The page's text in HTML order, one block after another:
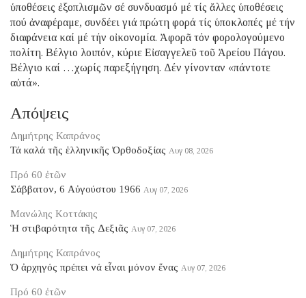
ὑποθέσεις ἐξοπλισμῶν σέ συνδυασμό μέ τίς ἄλλες ὑποθέσεις
πού ἀναφέραμε, συνδέει γιά πρώτη φορά τίς ὑποκλοπές μέ τήν
διαφάνεια καί μέ τήν οἰκονομία. Ἀφορᾶ τόν φορολογούμενο
πολίτη. Βέλγιο λοιπόν, κύριε Εἰσαγγελεῦ τοῦ Ἀρείου Πάγου.
Βέλγιο καί …χωρίς παρεξήγηση. Δέν γίνονταν «πάντοτε
αὐτά».
Απόψεις
Δημήτρης Καπράνος
Τά καλά τῆς ἑλληνικῆς Ὀρθοδοξίας Αυγ 08, 2026
Πρό 60 ἐτῶν
Σάββατον, 6 Αὐγούστου 1966 Αυγ 07, 2026
Μανώλης Κοττάκης
Ἡ στιβαρότητα τῆς Δεξιᾶς Αυγ 07, 2026
Δημήτρης Καπράνος
Ὁ ἀρχηγός πρέπει νά εἶναι μόνον ἕνας Αυγ 07, 2026
Πρό 60 ἐτῶν